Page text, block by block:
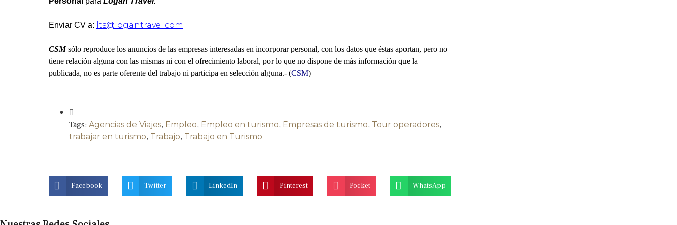
Enviar CV a: lts@logantravel.com
CSM sólo reproduce los anuncios de las empresas interesadas en incorporar personal, con los datos que éstas aportan, pero no
tiene relación alguna con las mismas ni con el ofrecimiento laboral, por lo que no dispone de más información que la
publicada, no es parte oferente del trabajo ni participa en selección alguna.- (CSM)
Tags: Agencias de Viajes, Empleo, Empleo en turismo, Empresas de turismo, Tour operadores,
trabajar en turismo, Trabajo, Trabajo en Turismo
Facebook Twitter LinkedIn Pinterest Pocket WhatsApp